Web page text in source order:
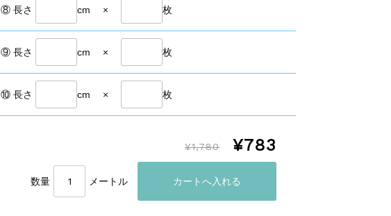
⑧ 長さ cm × 枚
⑨ 長さ cm × 枚
⑩ 長さ cm × 枚
¥1,780 ¥783
数量 メートル